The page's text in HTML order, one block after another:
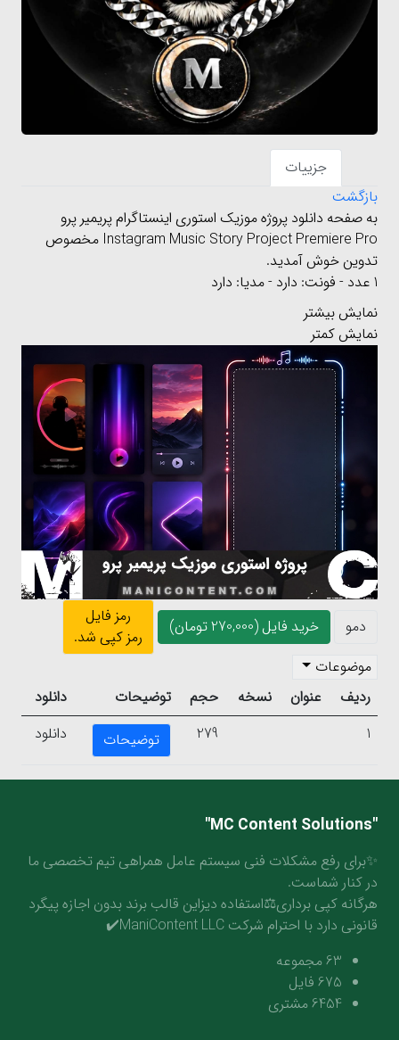
جزییات
بازگشت
به صفحه دانلود پروژه موزیک استوری اینستاگرام پریمیر پرو
Instagram Music Story Project Premiere Pro مخصوص
تدوین خوش آمدید.
1 عدد - فونت: دارد - مدیا: دارد
نمایش بیشتر
نمایش کمتر
دمو خرید فایل (270,000 تومان)
رمز فایل
رمز کپی شد.
موضوعات
ردیف
عنوان نسخه حجم توضیحات
دانلود
1
279 توضیحات دانلود
"MC Content Solutions"
✨برای رفع مشکلات فنی سیستم عامل همراهی تیم تخصصی ما
در کنار شماست.
هرگانه کپی برداری⚖️استفاده دیزاین قالب برند بدون اجازه پیگرد
قانونی دارد با احترام شرکت ManiContent LLC✔️
63مجموعه
675 فایل
6454مشتری